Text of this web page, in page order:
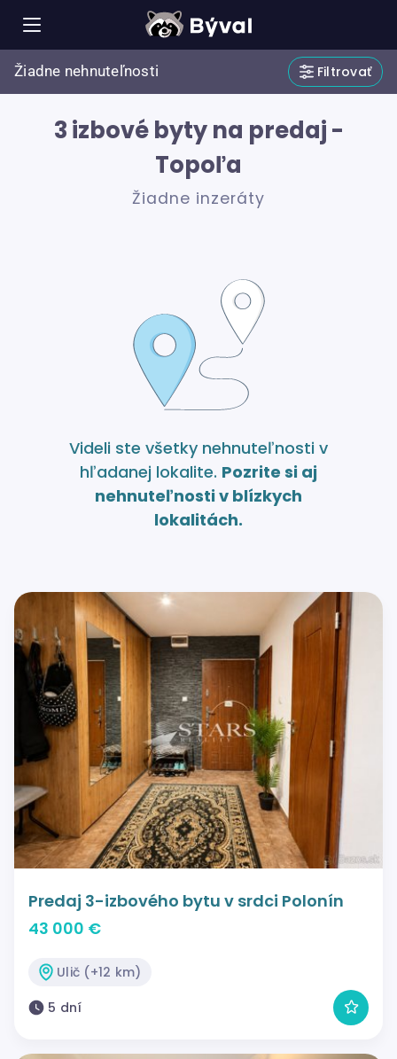
Žiadne nehnuteľnosti Filtrovať
3 izbové byty na predaj -
Topoľa
Žiadne inzeráty
Videli ste všetky nehnuteľnosti v
hľadanej lokalite. Pozrite si aj
nehnuteľnosti v blízkych
lokalitách.
Predaj 3-izbového bytu v srdci Polonín
43 000 €
Ulič (+12 km)
5 dní